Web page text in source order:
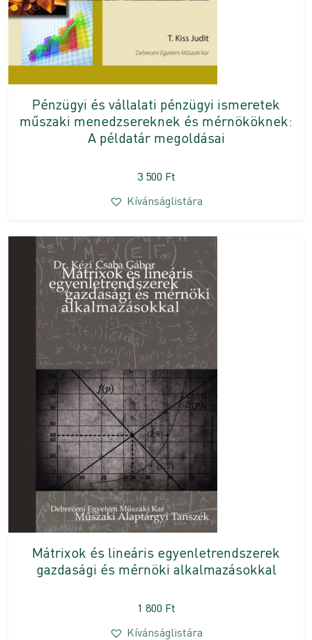
Pénzügyi és vállalati pénzügyi ismeretek
műszaki menedzsereknek és mérnököknek:
A példatár megoldásai
3 500 Ft
Kívánságlistára
Mátrixok és lineáris egyenletrendszerek
gazdasági és mérnöki alkalmazásokkal
1 800 Ft
Kívánságlistára